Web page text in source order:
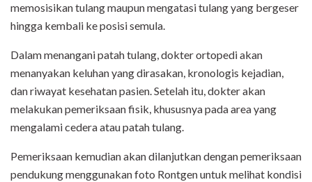
memosisikan tulang maupun mengatasi tulang yang bergeser
hingga kembali ke posisi semula.
Dalam menangani patah tulang, dokter ortopedi akan
menanyakan keluhan yang dirasakan, kronologis kejadian,
dan riwayat kesehatan pasien. Setelah itu, dokter akan
melakukan pemeriksaan fisik, khususnya pada area yang
mengalami cedera atau patah tulang.
Pemeriksaan kemudian akan dilanjutkan dengan pemeriksaan
pendukung menggunakan foto Rontgen untuk melihat kondisi